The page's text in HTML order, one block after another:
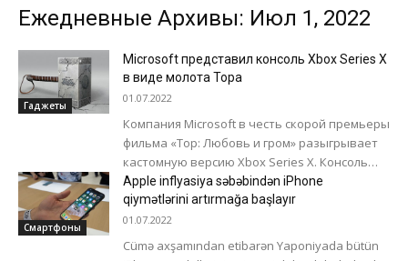
Ежедневные Архивы: Июл 1, 2022
Гаджеты
Microsoft представил консоль Xbox Series X
в виде молота Тора
01.07.2022
Компания Microsoft в честь скорой премьеры
фильма «Тор: Любовь и гром» разыгрывает
кастомную версию Xbox Series X. Консоль
выполнена в виде молота Тора, на...
Смартфоны
Apple inflyasiya səbəbindən iPhone
qiymətlərini artırmağa başlayır
01.07.2022
Cümə axşamından etibarən Yaponiyada bütün